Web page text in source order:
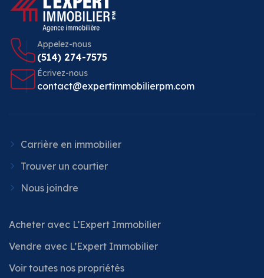
Appelez-nous
(514) 274-7575
Écrivez-nous
contact@expertimmobilierpm.com
Carrière en immobilier
Trouver un courtier
Nous joindre
Acheter avec L’Expert Immobilier
Vendre avec L’Expert Immobilier
Voir toutes nos propriétés